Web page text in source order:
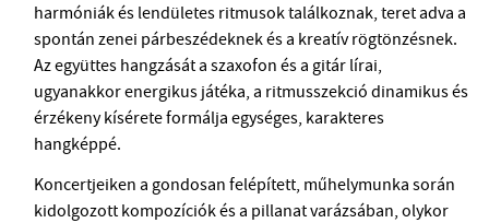
BMC NEMZETKÖZI CIMBALOMVERSENY 2019
harmóniák és lendületes ritmusok találkoznak, teret adva a
spontán zenei párbeszédeknek és a kreatív rögtönzésnek.
Az együttes hangzását a szaxofon és a gitár lírai,
ugyanakkor energikus játéka, a ritmusszekció dinamikus és
érzékeny kísérete formálja egységes, karakteres
hangképpé.
Koncertjeiken a gondosan felépített, műhelymunka során
kidolgozott kompozíciók és a pillanat varázsában, olykor